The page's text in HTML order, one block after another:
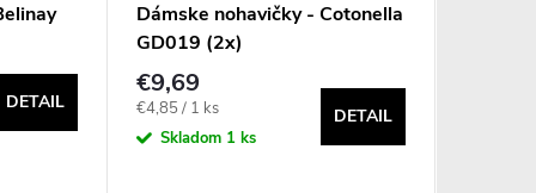
DETAIL
Dámske nohavičky - Cotonella
GD019 (2x)
€9,69
Jednotková
cena:
€4,85 / 1 ks
Skladom 1 ks
DETAIL